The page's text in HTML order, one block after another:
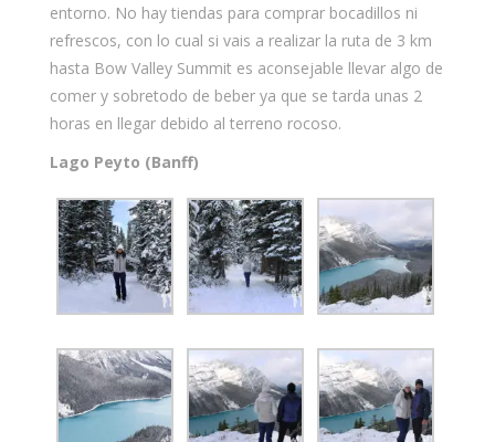
entorno. No hay tiendas para comprar bocadillos ni
refrescos, con lo cual si vais a realizar la ruta de 3 km
hasta Bow Valley Summit es aconsejable llevar algo de
comer y sobretodo de beber ya que se tarda unas 2
horas en llegar debido al terreno rocoso.
Lago Peyto (Banff)